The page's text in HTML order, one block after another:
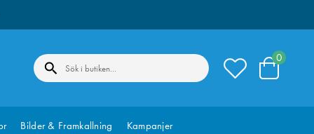
0
Bilder & Framkallning Kampanjer